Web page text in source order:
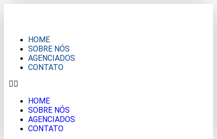
HOME
SOBRE NÓS
AGENCIADOS
CONTATO
HOME
SOBRE NÓS
AGENCIADOS
CONTATO